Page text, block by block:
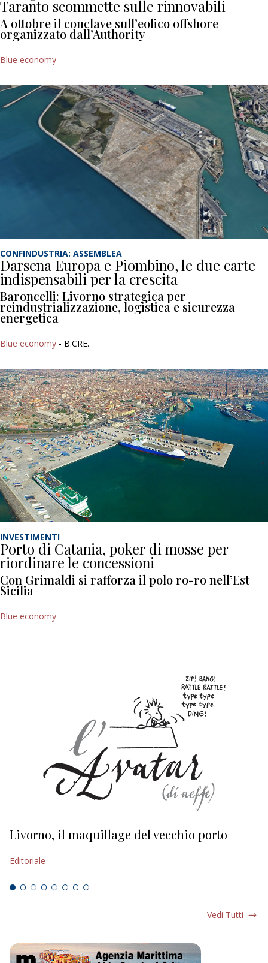
Taranto scommette sulle rinnovabili
A ottobre il conclave sull’eolico offshore
organizzato dall’Authority
Blue economy
CONFINDUSTRIA: ASSEMBLEA
Darsena Europa e Piombino, le due carte
indispensabili per la crescita
Baroncelli: Livorno strategica per
reindustrializzazione, logistica e sicurezza
energetica
Blue economy - B.CRE.
INVESTIMENTI
Porto di Catania, poker di mosse per
riordinare le concessioni
Con Grimaldi si rafforza il polo ro-ro nell’Est
Sicilia
Blue economy
Livorno, il maquillage del vecchio porto
Editoriale
Vedi Tutti